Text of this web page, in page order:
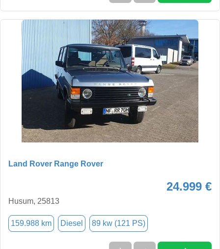
Land Rover Range Rover
24.999 €
Husum, 25813
159.988 km Diesel 89 kw (121 PS)